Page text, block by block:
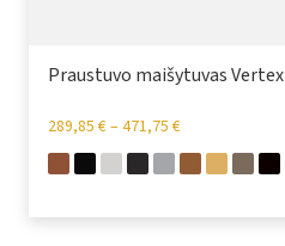
Praustuvo maišytuvas Vertex
289,85 €– 471,75 €